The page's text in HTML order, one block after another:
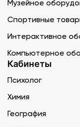
Музейное
Спортивные
Интерактивное
Компьютерное
Кабинеты
Психолог
Химия
География